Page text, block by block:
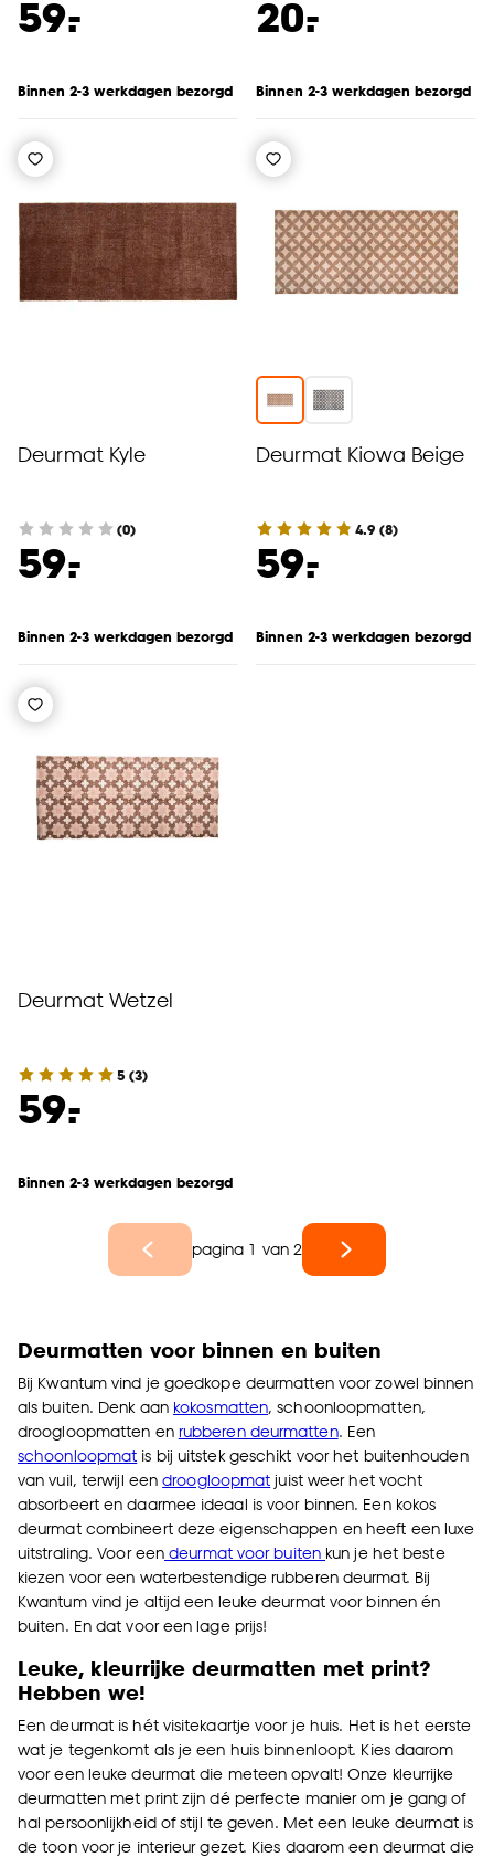
59.
-
Binnen 2-3 werkdagen bezorgd
20.
-
Binnen 2-3 werkdagen bezorgd
Deurmat Kyle
(0)
59.
-
Binnen 2-3 werkdagen bezorgd
Deurmat Kiowa Beige
4.9 (8)
59.
-
Binnen 2-3 werkdagen bezorgd
Deurmat Wetzel
5 (3)
59.
-
Binnen 2-3 werkdagen bezorgd
pagina 1 van 2
Deurmatten voor binnen en buiten
Bij Kwantum vind je goedkope deurmatten voor zowel binnen
als buiten. Denk aan kokosmatten, schoonloopmatten,
droogloopmatten en rubberen deurmatten. Een
schoonloopmat is bij uitstek geschikt voor het buitenhouden
van vuil, terwijl eendroogloopmat juist weer het vocht
absorbeert en daarmee ideaal is voor binnen. Een kokos
deurmat combineert deze eigenschappen en heeft een luxe
uitstraling. Voor een deurmat voor buiten kun je het beste
kiezen voor een waterbestendige rubberen deurmat. Bij
Kwantum vind je altijd een leuke deurmat voor binnen én
buiten. En dat voor een lage prijs!
Leuke, kleurrijke deurmatten met print?
Hebben we!
Een deurmat is hét visitekaartje voor je huis. Het is het eerste
wat je tegenkomt als je een huis binnenloopt. Kies daarom
voor een leuke deurmat die meteen opvalt! Onze kleurrijke
deurmatten met print zijn dé perfecte manier om je gang of
hal persoonlijkheid of stijl te geven. Met een leuke deurmat is
de toon voor je interieur gezet. Kies daarom een deurmat die